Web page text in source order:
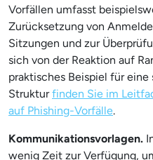
Vorfällen umfasst
Zurücksetzung von
Sitzungen und zur
sich von der Reaktion auf
praktisches Beispiel für
Strukturfinden Sie im
auf Phishing-Vorfälle.
Kommunikationsvorlagen.
wenig Zeit zur Verfügung,